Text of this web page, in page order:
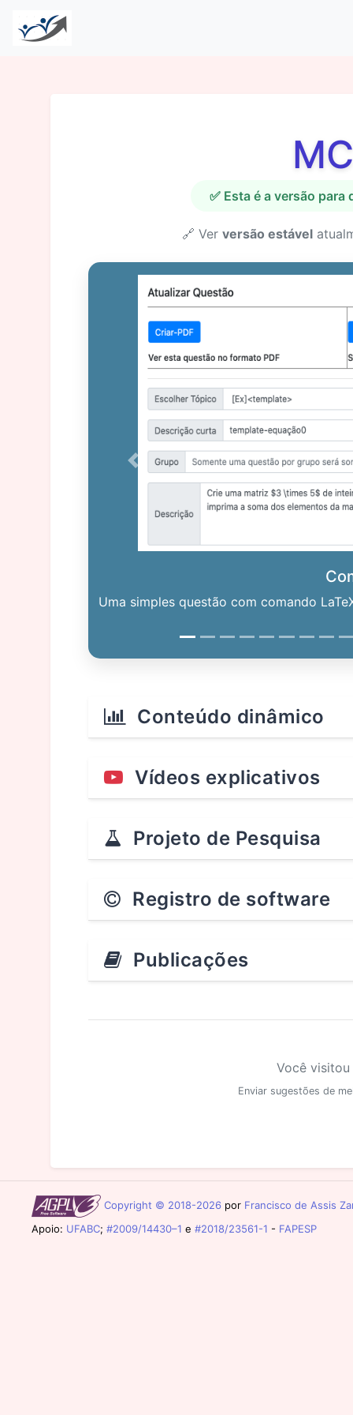
✅ Esta é a versão
🔗 Ver versão estável
Uma simples questão com comando
Previous
Conteúdo dinâmico
Vídeos explicativos
Projeto de Pesquisa
Registro de software
Publicações
Você
Enviar sugestões de
Copyright © 2018-2026 por Francisco de Assis
Apoio: UFABC; #2009/14430–1 e #2018/23561-1 - FAPESP